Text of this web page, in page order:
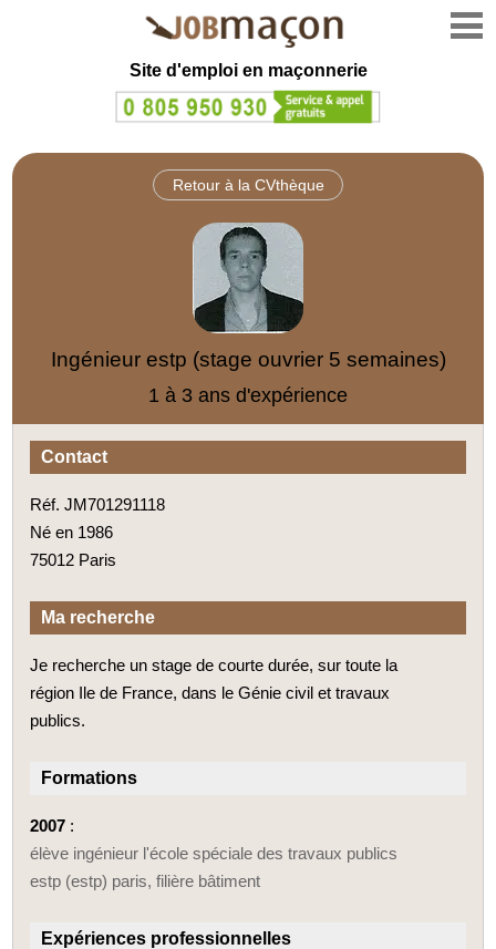
Site d'emploi en maçonnerie
Retour à la CVthèque
Ingénieur estp (stage ouvrier 5 semaines)
1 à 3 ans d'expérience
Contact
Réf. JM701291118
Né en 1986
75012 Paris
Ma recherche
Je recherche un stage de courte durée, sur toute la
région Ile de France, dans le Génie civil et travaux
publics.
Formations
2007 :
élève ingénieur l'école spéciale des travaux publics
estp (estp) paris, filière bâtiment
Expériences professionnelles